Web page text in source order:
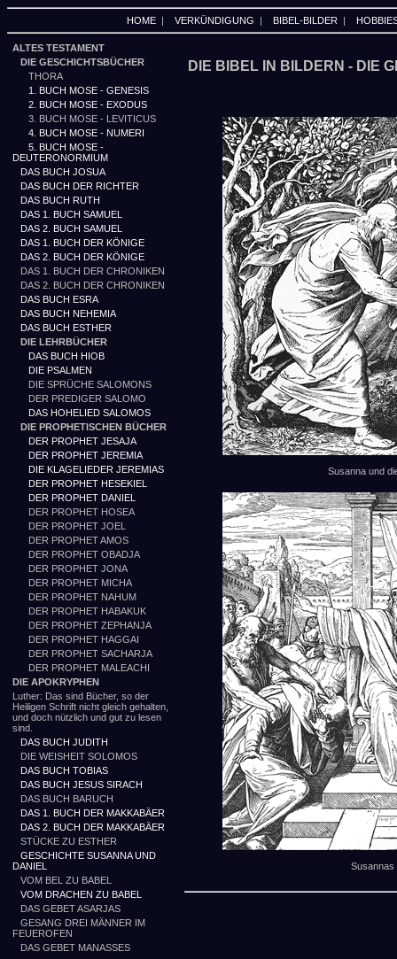
HOME| VERKÜNDIGUNG | BIBEL-BILDER |
ALTES TESTAMENT
DIE GESCHICHTSBÜCHER
THORA
1. BUCH MOSE - GENESIS
2. BUCH MOSE - EXODUS
3. BUCH MOSE - LEVITICUS
4. BUCH MOSE - NUMERI
5. BUCH MOSE -
DEUTERONORMIUM
DAS BUCH JOSUA
DAS BUCH DER RICHTER
DAS BUCH RUTH
DAS 1. BUCH SAMUEL
DAS 2. BUCH SAMUEL
DAS 1. BUCH DER KÖNIGE
DAS 2. BUCH DER KÖNIGE
DAS 1. BUCH DER CHRONIKEN
DAS 2. BUCH DER CHRONIKEN
DAS BUCH ESRA
DAS BUCH NEHEMIA
DAS BUCH ESTHER
DIE LEHRBÜCHER
DAS BUCH HIOB
DIE PSALMEN
DIE SPRÜCHE SALOMONS
DER PREDIGER SALOMO
DAS HOHELIED SALOMOS
DIE PROPHETISCHEN BÜCHER
DER PROPHET JESAJA
DER PROPHET JEREMIA
DIE KLAGELIEDER JEREMIAS
DER PROPHET HESEKIEL
DER PROPHET DANIEL
DER PROPHET HOSEA
DER PROPHET JOEL
DER PROPHET AMOS
DER PROPHET OBADJA
DER PROPHET JONA
DER PROPHET MICHA
DER PROPHET NAHUM
DER PROPHET HABAKUK
DER PROPHET ZEPHANJA
DER PROPHET HAGGAI
DER PROPHET SACHARJA
DER PROPHET MALEACHI
DIE APOKRYPHEN
Luther: Das sind Bücher, so der
Heiligen Schrift nicht gleich gehalten,
und doch nützlich und gut zu lesen
sind.
DAS BUCH JUDITH
DIE WEISHEIT SOLOMOS
DAS BUCH TOBIAS
DAS BUCH JESUS SIRACH
DAS BUCH BARUCH
DAS 1. BUCH DER MAKKABÄER
DAS 2. BUCH DER MAKKABÄER
STÜCKE ZU ESTHER
GESCHICHTE SUSANNA UND
DANIEL
VOM BEL ZU BABEL
VOM DRACHEN ZU BABEL
DAS GEBET ASARJAS
GESANG DREI MÄNNER IM
FEUEROFEN
DAS GEBET MANASSES
DIE BIBEL IN BILDERN - DIE
Susanna und
Susannas